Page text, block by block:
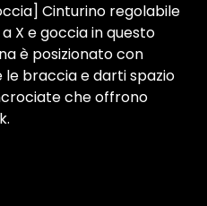
Cinturino regolabile
X e goccia in questo
è posizionato con
braccia e darti spazio
che offrono